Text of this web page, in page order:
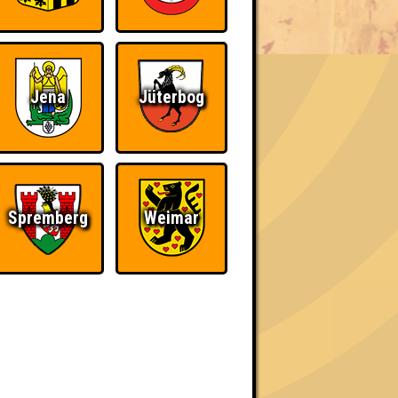
verdient! Entsprechend gibt es
Jena Jüterbog
Spremberg Weimar